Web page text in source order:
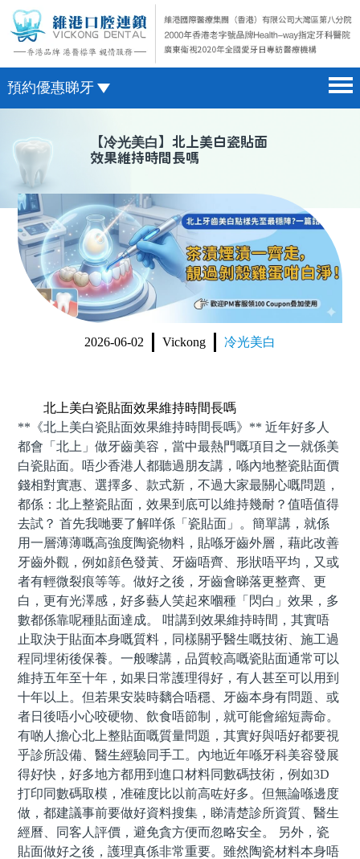
預約優惠睇牙
醫院簡介 hospital introduction
醫生介紹 doctor introduction
醫療新聞 medical news
種植牙 dental implant
箍牙 orthodontics
收費標準 change standard
微信預約
WhatsApp預約
【冷光美白】北上美白瓷貼面
效果維持時間長嗎
2026-06-02 Vickong 冷光美白
北上美白瓷貼面效果維持時間長嗎
**《北上美白瓷貼面效果維持時間長嗎》** 近年好多人
都會「北上」做牙齒美容，當中最熱門嘅項目之一就係美
白瓷貼面。唔少香港人都聽過朋友講，喺內地整瓷貼面價
錢相對實惠、選擇多、款式新，不過大家最關心嘅問題，
都係：北上整瓷貼面，效果到底可以維持幾耐？值唔值得
去試？ 首先我哋要了解咩係「瓷貼面」。簡單講，就係
用一層薄薄嘅高強度陶瓷物料，貼喺牙齒外層，藉此改善
牙齒外觀，例如顔色發黃、牙齒唔齊、形狀唔平均，又或
者有輕微裂痕等等。做好之後，牙齒會睇落更整齊、更
白，更有光澤感，好多藝人笑起來嗰種「閃白」效果，多
數都係靠呢種貼面達成。 咁講到效果維持時間，其實唔
止取決于貼面本身嘅質料，同樣關乎醫生嘅技術、施工過
程同埋術後保養。一般嚟講，品質較高嘅瓷貼面通常可以
維持五年至十年，如果日常護理得好，有人甚至可以用到
十年以上。但若果安裝時黐合唔穩、牙齒本身有問題、或
者日後唔小心咬硬物、飲食唔節制，就可能會縮短壽命。
有啲人擔心北上整貼面嘅質量問題，其實好與唔好都要視
乎診所設備、醫生經驗同手工。內地近年喺牙科美容發展
得好快，好多地方都用到進口材料同數碼技術，例如3D
打印同數碼取模，准確度比以前高咗好多。但無論喺邊度
做，都建議事前要做好資料搜集，睇清楚診所資質、醫生
經曆、同客人評價，避免貪方便而忽略安全。 另外，瓷
貼面做好之後，護理真係非常重要。雖然陶瓷材料本身唔